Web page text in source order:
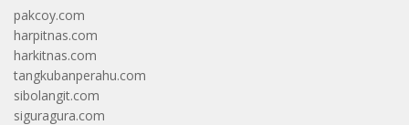
pakcoy.com
harpitnas.com
harkitnas.com
tangkubanperahu.com
sibolangit.com
siguragura.com